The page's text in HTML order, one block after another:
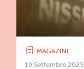
MAGAZINE
19 Settembre 2025